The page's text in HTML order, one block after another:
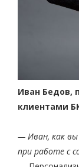
Иван Бедов,
клиентами
— Иван, как
при работе с